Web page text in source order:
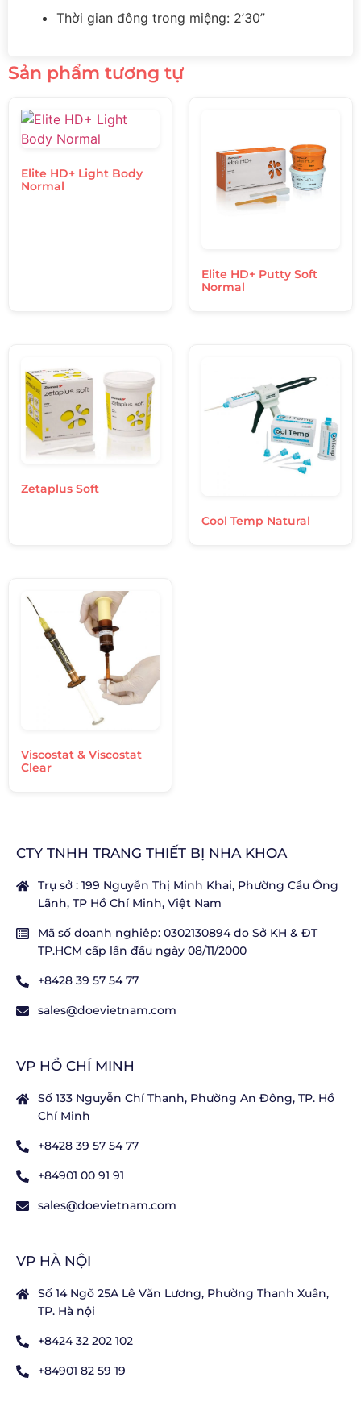
Thời gian đông trong miệng: 2’30”
Sản phẩm tương tự
Elite HD+ Light Body
Normal
Elite HD+ Putty Soft
Normal
Zetaplus Soft
Cool Temp Natural
Viscostat & Viscostat
Clear
CTY TNHH TRANG THIẾT BỊ NHA KHOA
Trụ sở : 199 Nguyễn Thị Minh Khai, Phường Cầu Ông
Lãnh, TP Hồ Chí Minh, Việt Nam
Mã số doanh nghiêp: 0302130894 do Sở KH & ĐT
TP.HCM cấp lần đầu ngày 08/11/2000
+8428 39 57 54 77
sales@doevietnam.com
VP HỒ CHÍ MINH
Số 133 Nguyễn Chí Thanh, Phường An Đông, TP. Hồ
Chí Minh
+8428 39 57 54 77
+84901 00 91 91
sales@doevietnam.com
VP HÀ NỘI
Số 14 Ngõ 25A Lê Văn Lương, Phường Thanh Xuân,
TP. Hà nội
+8424 32 202 102
+84901 82 59 19